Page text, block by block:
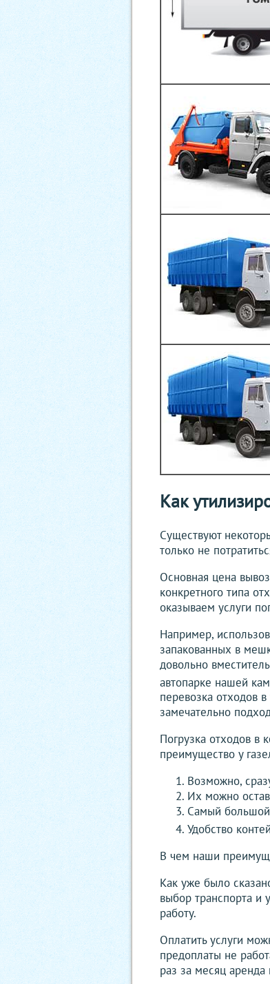
Как
Существуют
только не
Основная цена
конкретного типа
оказываем услуги
Например,
запакованных в
довольно
автопарке нашей
перевозка отходов
замечательно
Погрузка отходов в
преимущество у
Возможно,
Их можно
Самый большой
Удобство
В чем наши
Как уже было
выбор транспорта и
работу.
Оплатить услуги
предоплаты не
раз за месяц аренда